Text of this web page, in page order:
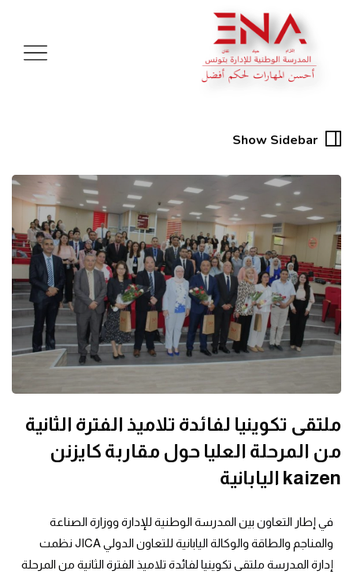
Show Sidebar
ملتقى تكوينيا لفائدة تلاميذ الفترة الثانية
من المرحلة العليا حول مقاربة كايزنن
kaizen اليابانية
في إطار التعاون بين المدرسة الوطنية للإدارة ووزارة الصناعة
والمناجم والطاقة والوكالة اليابانية للتعاون الدولي JICA نظمت
إدارة المدرسة ملتقى تكوينيا لفائدة تلاميذ الفترة الثانية من المرحلة